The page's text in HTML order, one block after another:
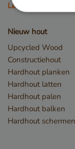
Lees meer
Nieuw hout
Upcycled Wood
Constructiehout
Hardhout planken
Hardhout latten
Hardhout palen
Hardhout balken
Hardhout schermen
Strikt
website
strikt
Naam
__cf_bm